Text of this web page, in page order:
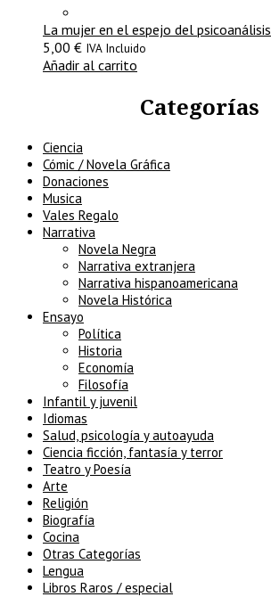
La mujer en el espejo del psicoanálisis
5,00 € IVA Incluido
Añadir al carrito
Categorías
Ciencia
Cómic / Novela Gráfica
Donaciones
Musica
Vales Regalo
Narrativa
Novela Negra
Narrativa extranjera
Narrativa hispanoamericana
Novela Histórica
Ensayo
Política
Historia
Economía
Filosofía
Infantil y juvenil
Idiomas
Salud, psicología y autoayuda
Ciencia ficción, fantasía y terror
Teatro y Poesía
Arte
Religión
Biografía
Cocina
Otras Categorías
Lengua
Libros Raros / especial